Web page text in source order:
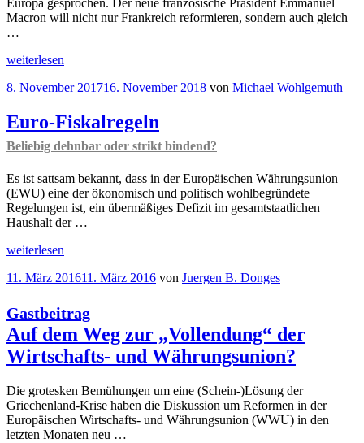
Europa gesprochen. Der neue französische Präsident Emmanuel
Macron will nicht nur Frankreich reformieren, sondern auch gleich
…
„Gastbeitrag
Europavision“
weiterlesen
Veröffentlicht
8. November 201716. November 2018 von Michael Wohlgemuth
Euro-Fiskalregeln
Beliebig dehnbar oder strikt bindend?
Es ist sattsam bekannt, dass in der Europäischen Währungsunion
(EWU) eine der ökonomisch und politisch wohlbegründete
Regelungen ist, ein übermäßiges Defizit im gesamtstaatlichen
Haushalt der …
„Euro-
Beliebig
oder
strikt
bindend?“
weiterlesen
Veröffentlicht
11. März 201611. März 2016 von Juergen B. Donges
Gastbeitrag
Auf dem Weg zur „Vollendung“ der
Wirtschafts- und Währungsunion?
Die grotesken Bemühungen um eine (Schein-)Lösung der
Griechenland-Krise haben die Diskussion um Reformen in der
Europäischen Wirtschafts- und Währungsunion (WWU) in den
letzten Monaten neu …